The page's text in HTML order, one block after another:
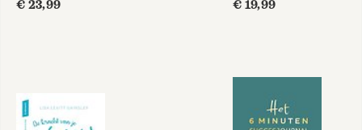
€ 23,99
€ 19,99